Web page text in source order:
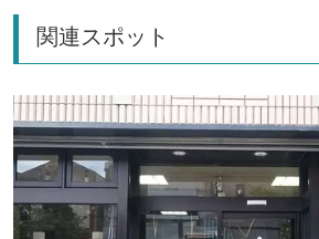
関連スポット